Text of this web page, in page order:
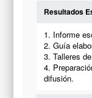
Resultados
1. Informe
2. Guía
3. Talleres
4.
difusión.